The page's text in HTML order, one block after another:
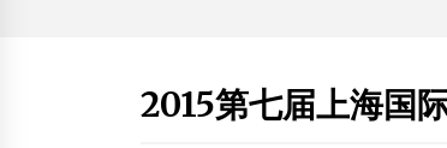
2015第七届上海国